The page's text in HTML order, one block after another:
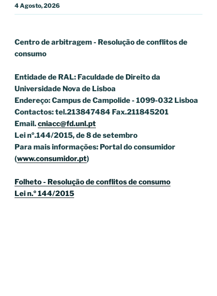
4 Agosto, 2026
Centro de arbitragem - Resolução de conflitosde
consumo
Entidade de RAL: Faculdade de Direito da
Universidade Nova de Lisboa
Endereço: Campus de Campolide - 1099-032 Lisboa
Contactos: tel.213847484 Fax.211845201
Email.cniacc@fd.unl.pt
Lei nº.144/2015, de 8 de setembro
Para mais informações: Portal do consumidor
(www.consumidor.pt)
Folheto - Resolução de conflitos de consumo
Lei n.º 144/2015